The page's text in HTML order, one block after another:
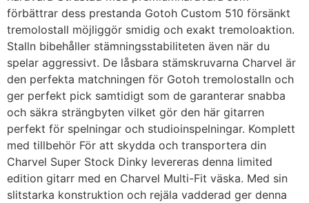
förbättrar dess prestanda Gotoh Custom 510 försänkt
tremolostall möjliggör smidig och exakt tremoloaktion.
Stalln bibehåller stämningsstabiliteten även när du
spelar aggressivt. De låsbara stämskruvarna Charvel är
den perfekta matchningen för Gotoh tremolostalln och
ger perfekt pick samtidigt som de garanterar snabba
och säkra strängbyten vilket gör den här gitarren
perfekt för spelningar och studioinspelningar. Komplett
med tillbehör För att skydda och transportera din
Charvel Super Stock Dinky levereras denna limited
edition gitarr med en Charvel Multi-Fit väska. Med sin
slitstarka konstruktion och rejäla vadderad ger denna